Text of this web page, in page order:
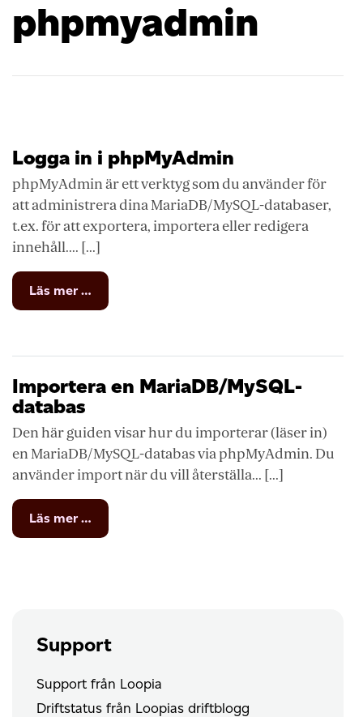
phpmyadmin
Logga in i phpMyAdmin
phpMyAdmin är ett verktyg som du använder för
att administrera dina MariaDB/MySQL-databaser,
t.ex. för att exportera, importera eller redigera
innehåll.... [...]
Läs mer …
Logga
phpMyAdmin
Importera en MariaDB/MySQL-
databas
Den här guiden visar hur du importerar (läser in)
en MariaDB/MySQL-databas via phpMyAdmin. Du
använder import när du vill återställa... [...]
Läs mer …
Importera
Support
Support från Loopia
Driftstatus från Loopias driftblogg